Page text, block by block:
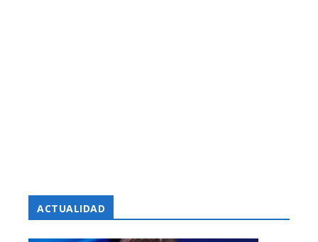
ACTUALIDAD